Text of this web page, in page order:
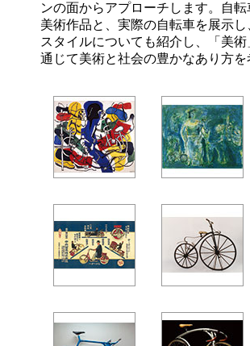
ンの面からアプローチします。自
美術作品と、実際の自転車を展示
スタイルについても紹介し、「美
通じて美術と社会の豊かなあり方を